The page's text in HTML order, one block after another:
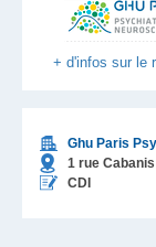
+ d'infos sur le
Ghu Paris
1 rue
CDI